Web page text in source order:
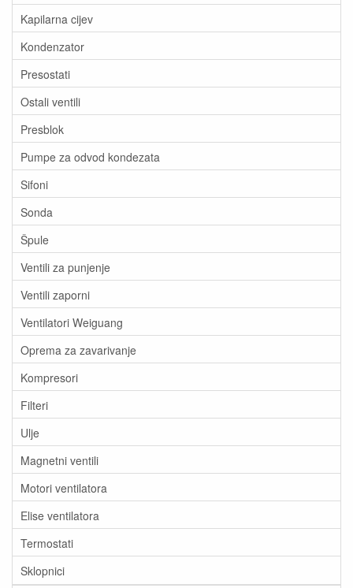
Kapilarna cijev
Kondenzator
Presostati
Ostali ventili
Presblok
Pumpe za odvod kondezata
Sifoni
Sonda
Špule
Ventili za punjenje
Ventili zaporni
Ventilatori Weiguang
Oprema za zavarivanje
Kompresori
Filteri
Ulje
Magnetni ventili
Motori ventilatora
Elise ventilatora
Termostati
Sklopnici